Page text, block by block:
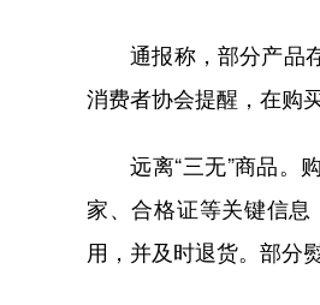
通报称，部分产品存
消费者协会提醒，在购
远离“三无”商品。购
家、合格证等关键信息
用，并及时退货。部分